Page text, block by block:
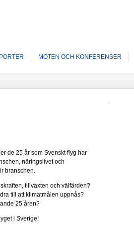
MÖTEN OCH KONFERENSER
de 25 år som Svenskt flyg har
näringslivet och
branschen.
tillväxten och välfärden?
till att klimatmålen uppnås?
25 åren?
i Sverige!